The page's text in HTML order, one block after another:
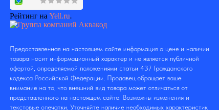
Рейтинг на Yell.ru.
Предоставленная на настоящем сайте информация о цене и наличии
товара носит информационный характер и не является публичной
офертой, определяемой положениями статьи 437 Гражданского
кодекса Российской Федерации. Продавец обращает ваше
внимание на то, что внешний вид товара может отличаться от
представленного на настоящем сайте. Возможны изменения и
текстовые опечатки. Уточняйте наличие необходимых характеристик